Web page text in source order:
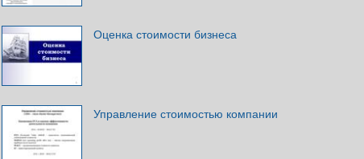
Оценка стоимости бизнеса
Управление стоимостью компании